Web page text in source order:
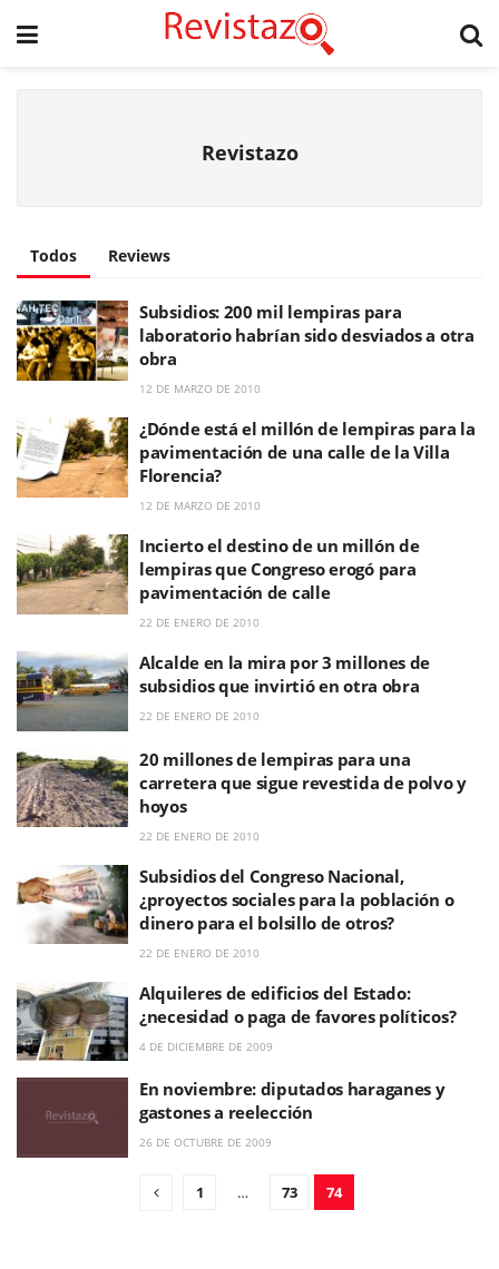
Revistazo
Todos Reviews
Subsidios: 200 mil lempiras para
laboratorio habrían sido desviados a otra
obra
12 DE MARZO DE 2010
¿Dónde está el millón de lempiras para la
pavimentación de una calle de la Villa
Florencia?
12 DE MARZO DE 2010
Incierto el destino de un millón de
lempiras que Congreso erogó para
pavimentación de calle
22 DE ENERO DE 2010
Alcalde en la mira por 3 millones de
subsidios que invirtió en otra obra
22 DE ENERO DE 2010
20 millones de lempiras para una
carretera que sigue revestida de polvo y
hoyos
22 DE ENERO DE 2010
Subsidios del Congreso Nacional,
¿proyectos sociales para la población o
dinero para el bolsillo de otros?
22 DE ENERO DE 2010
Alquileres de edificios del Estado:
¿necesidad o paga de favores políticos?
4 DE DICIEMBRE DE 2009
En noviembre: diputados haraganes y
gastones a reelección
26 DE OCTUBRE DE 2009
1 … 73 74